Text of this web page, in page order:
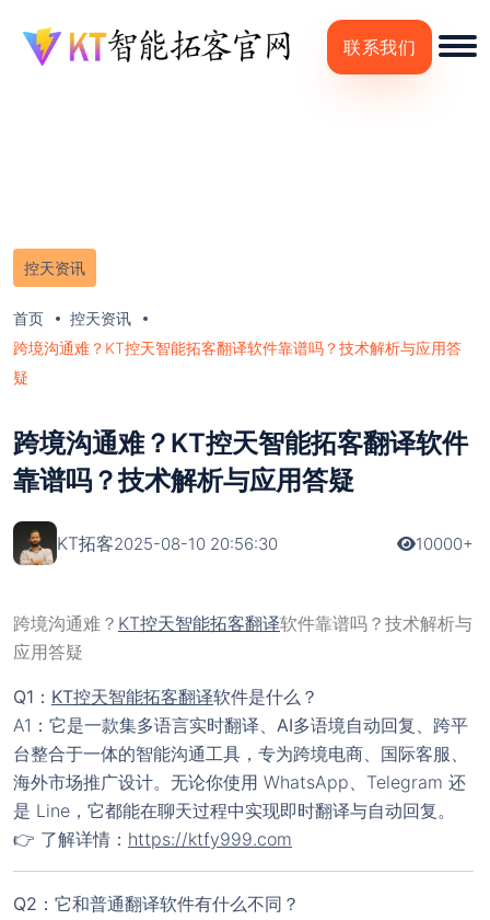
联系我们
控天资讯
首页
控天资讯
跨境沟通难？KT控天智能拓客翻译软件靠谱吗？技术解析与应用答
疑
跨境沟通难？KT控天智能拓客翻译软件
靠谱吗？技术解析与应用答疑
KT拓客2025-08-10 20:56:30 10000+
跨境沟通难？ KT控天智能拓客翻译软件靠谱吗？技术解析与
应用答疑
Q1： KT控天智能拓客翻译软件是什么？
A1：它是一款集多语言实时翻译、AI多语境自动回复、跨平
台整合于一体的智能沟通工具，专为跨境电商、国际客服、
海外市场推广设计。无论你使用 WhatsApp、Telegram 还
是 Line，它都能在聊天过程中实现即时翻译与自动回复。
👉 了解详情： https://ktfy999.com
Q2：它和普通翻译软件有什么不同？